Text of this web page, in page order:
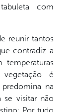
com
reunir tantos
contradiz a
temperaturas
é
na
se visitar não